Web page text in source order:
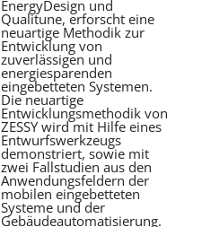
EnergyDesign und
Qualitune, erforscht eine
neuartige Methodik zur
Entwicklung von
zuverlässigen und
energiesparenden
eingebetteten Systemen.
Die neuartige
Entwicklungsmethodik von
ZESSY wird mit Hilfe eines
Entwurfswerkzeugs
demonstriert, sowie mit
zwei Fallstudien aus den
Anwendungsfeldern der
mobilen eingebetteten
Systeme und der
Gebäudeautomatisierung.